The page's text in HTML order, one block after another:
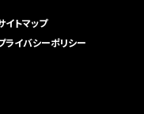
イトマップ
ライバシーポリシー